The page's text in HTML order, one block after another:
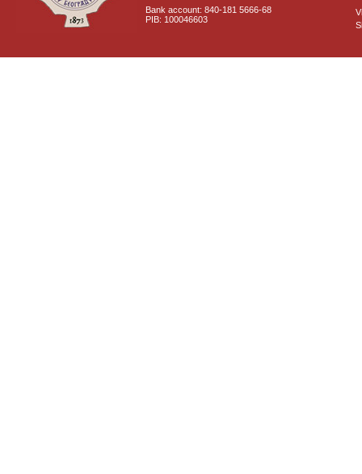
Bank account: 840-181 5666-68
PIB: 100046603